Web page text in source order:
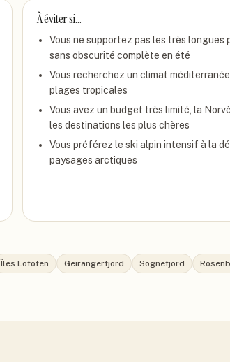
À éviter si…
Vous ne supportez pas les très longues
sans obscurité complète en été
Vous recherchez un climat
plages tropicales
Vous avez un budget très limité, la
les destinations les plus chères
Vous préférez le ski alpin intensif à la
paysages arctiques
Îles Lofoten Geirangerfjord Sognefjord